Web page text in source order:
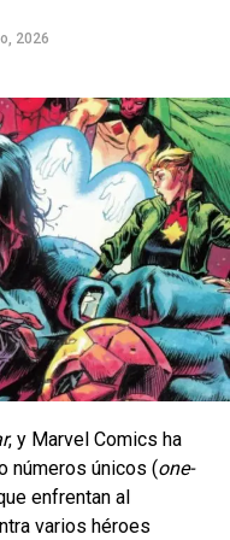
para ayudar a
azotado a Riverdale,
en el mundo de las
exiliándola un año sin
nueva de
arqueólogo,
2026
, y Marvel Comics ha
números únicos (one-
enfrentan al
varios héroes